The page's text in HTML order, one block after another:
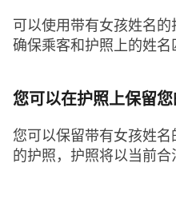
可以使用带有女孩姓名
确保乘客和护照上的姓名
您可以在护照上保留您
您可以保留带有女孩姓
的护照，护照将以当前合